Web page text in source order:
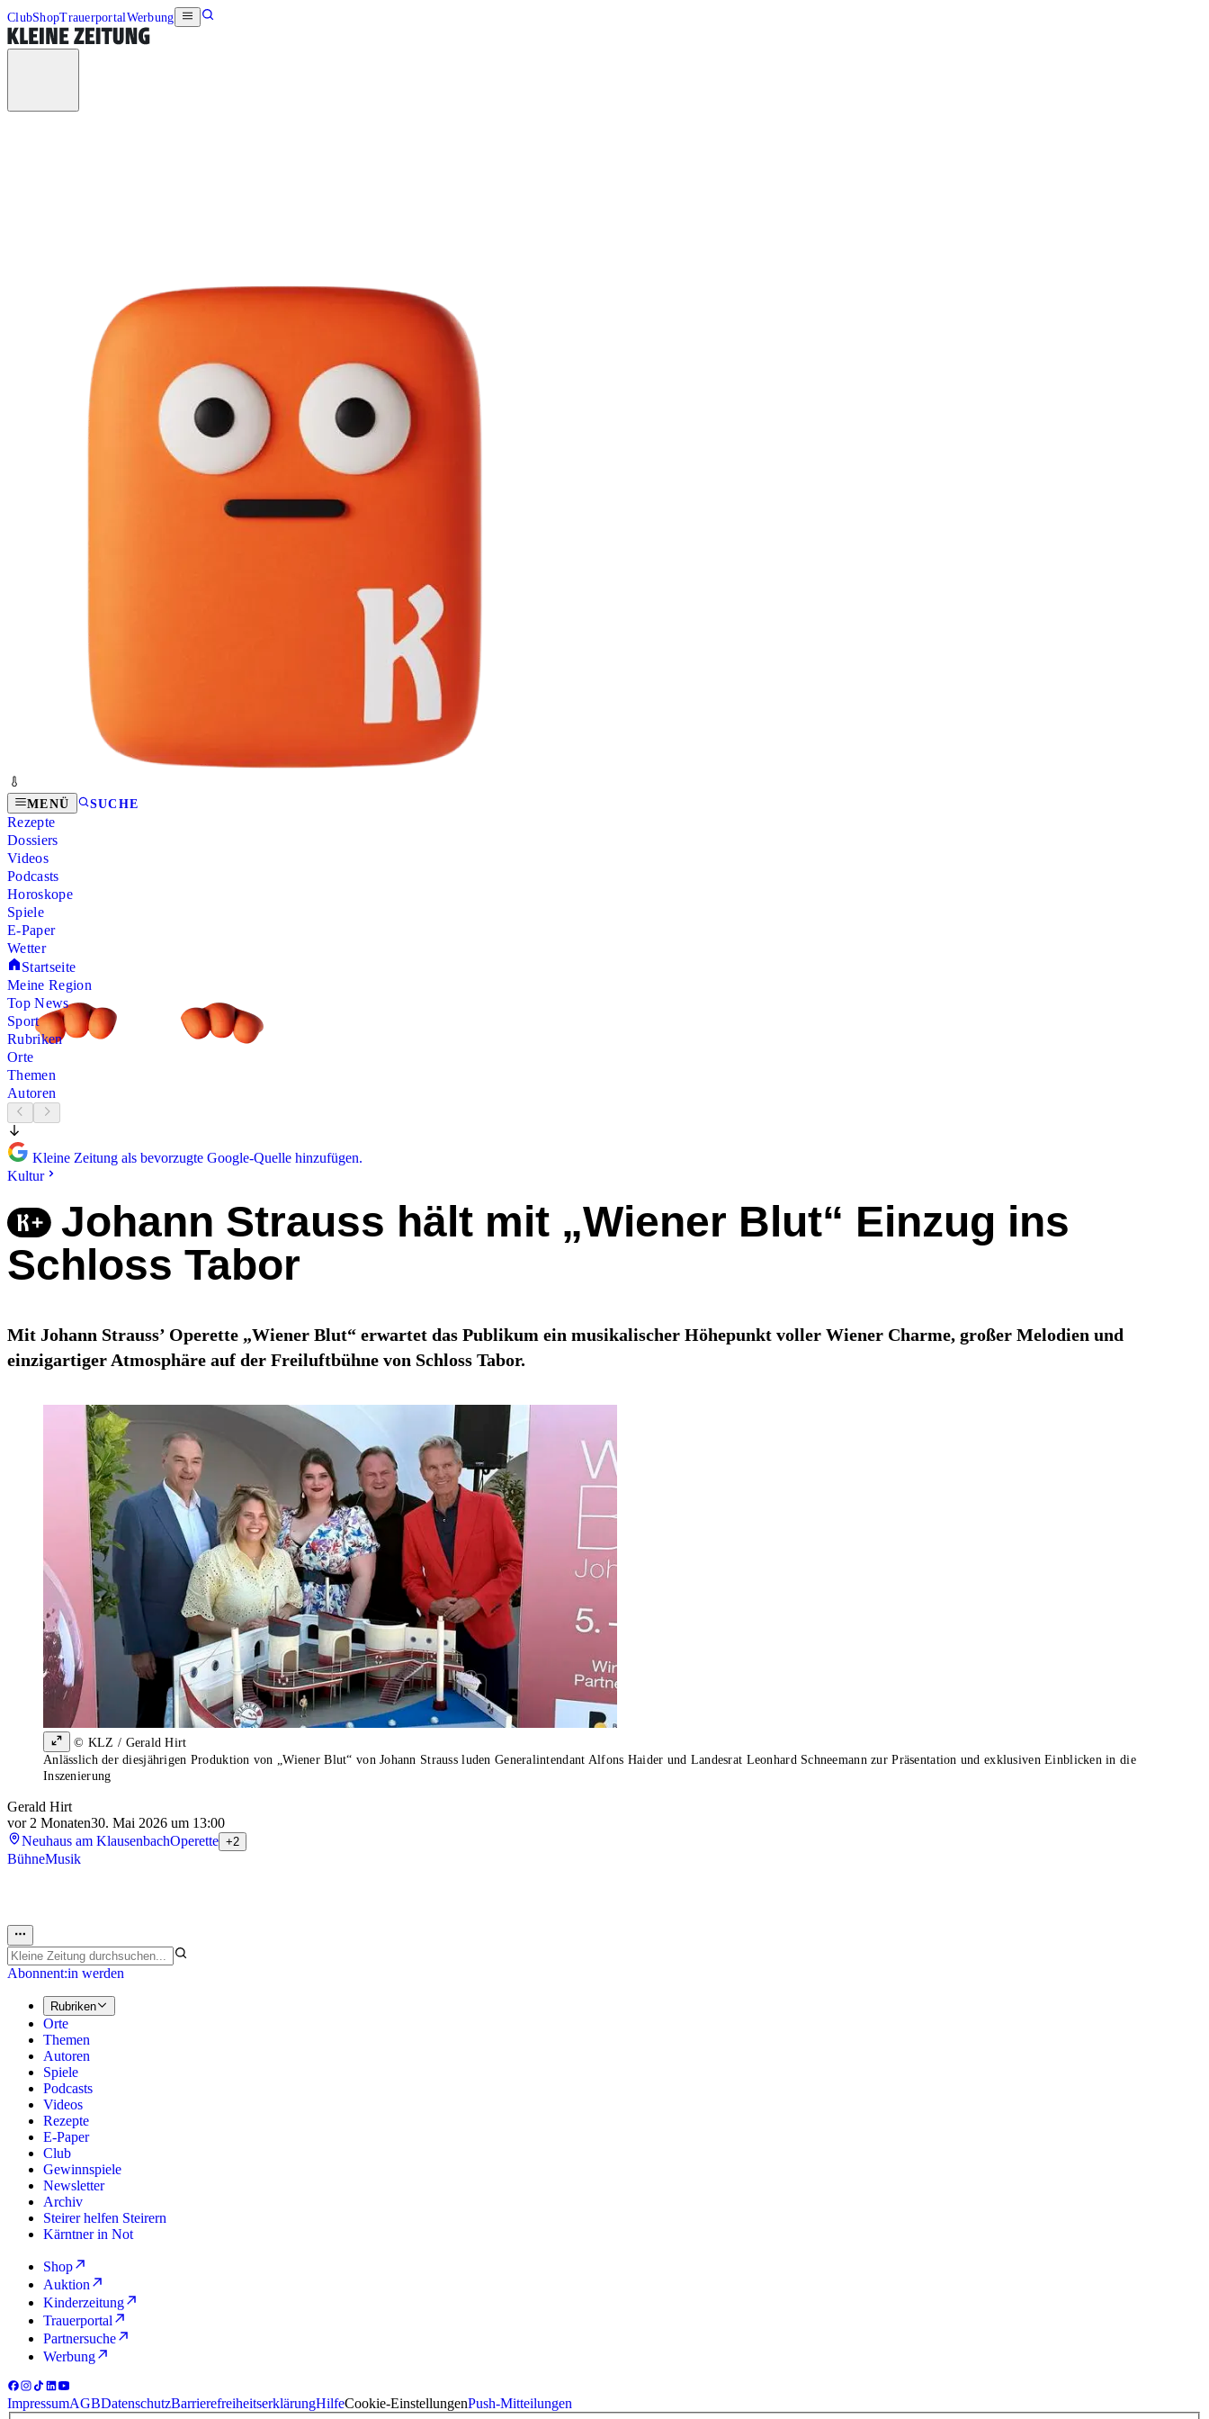
ClubShopTrauerportalWerbung
MENÜ SUCHE
Rezepte
Dossiers
Videos
Podcasts
Horoskope
Spiele
E-Paper
Wetter
Startseite
Meine Region
Top News
Sport
Rubriken
Orte
Themen
Autoren
Kleine Zeitung als bevorzugte Google-Quelle hinzufügen.
Kultur
Johann Strauss hält mit „Wiener Blut“ Einzug ins
Schloss Tabor
Mit Johann Strauss’ Operette „Wiener Blut“ erwartet das Publikum ein musikalischer Höhepunkt voller Wiener Charme, großer Melodien und
einzigartiger Atmosphäre auf der Freiluftbühne von Schloss Tabor.
© KLZ / Gerald Hirt
Anlässlich der diesjährigen Produktion von „Wiener Blut“ von Johann Strauss luden Generalintendant Alfons Haider und Landesrat Leonhard Schneemann zur Präsentation und exklusiven Einblicken in die
Inszenierung
Gerald Hirt
vor 2 Monaten30. Mai 2026 um 13:00
Neuhaus am KlausenbachOperette +2
BühneMusik
Abonnent:in werden
Rubriken
Orte
Themen
Autoren
Spiele
Podcasts
Videos
Rezepte
E-Paper
Club
Gewinnspiele
Newsletter
Archiv
Steirer helfen Steirern
Kärntner in Not
Shop
Auktion
Kinderzeitung
Trauerportal
Partnersuche
Werbung
ImpressumAGBDatenschutzBarrierefreiheitserklärungHilfeCookie-EinstellungenPush-Mitteilungen